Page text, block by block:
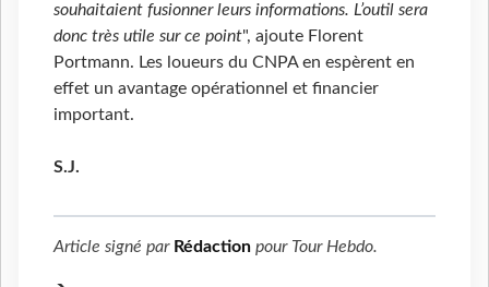
souhaitaient fusionner leurs informations. L’outil sera
donc très utile sur ce point", ajoute Florent
Portmann. Les loueurs du CNPA en espèrent en
effet un avantage opérationnel et financier
important.
S.J.
Article signé par Rédaction pour Tour Hebdo.